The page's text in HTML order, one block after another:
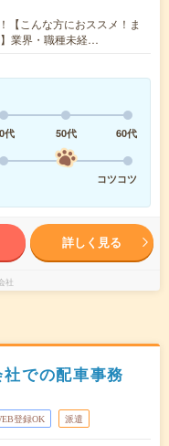
【こんな方におススメ！ま
業界・職種未経…
代 50代
60代
コツコツ
詳しく見る
社
社での配車事務
登録OK 派遣